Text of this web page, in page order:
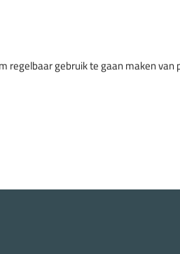
regelbaar gebruik te gaan maken